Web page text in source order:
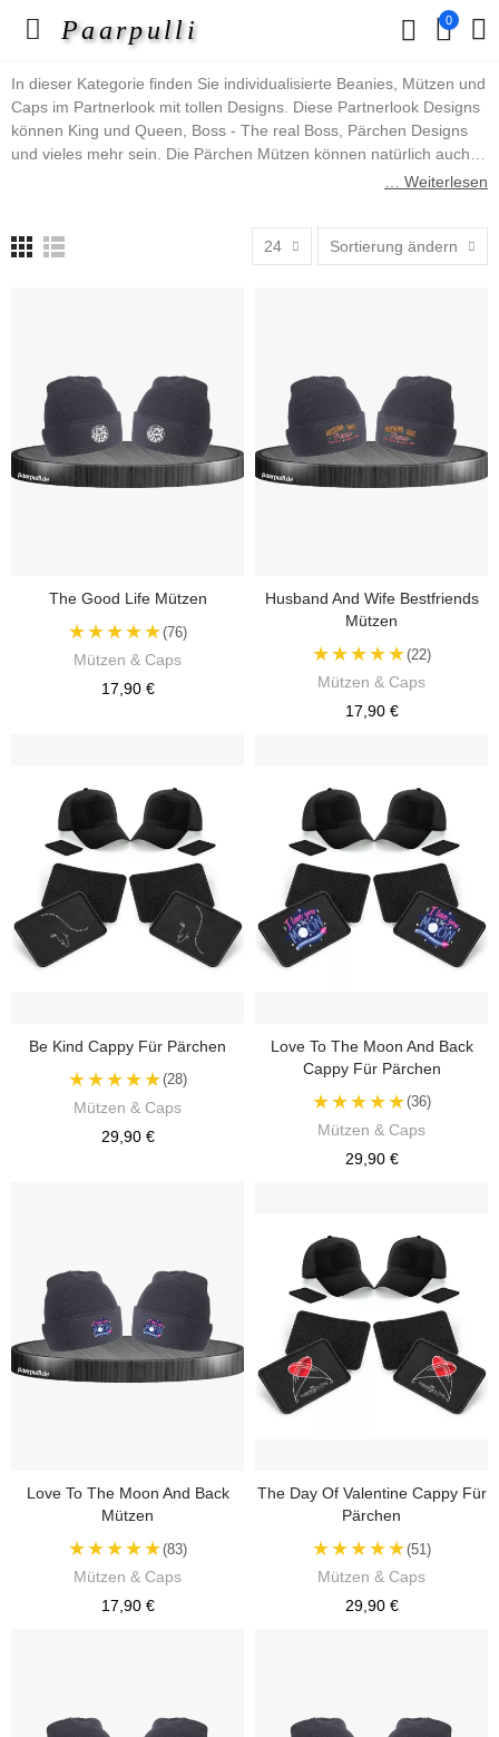
Paarpulli 0
In dieser Kategorie finden Sie individualisierte Beanies, Mützen und
Caps im Partnerlook mit tollen Designs. Diese Partnerlook Designs
können King und Queen, Boss - The real Boss, Pärchen Designs
und vieles mehr sein. Die Pärchen Mützen können natürlich auch
auf Wunsch erstellt werden. Hierfür schreiben Sie uns bitte an
… Weiterlesen
24 Sortierung ändern
The Good Life Mützen
★★★★★(76)
Mützen & Caps
17,90 €
Husband And Wife Bestfriends
Mützen
★★★★★(22)
Mützen & Caps
17,90 €
Be Kind Cappy Für Pärchen
★★★★★(28)
Mützen & Caps
29,90 €
Love To The Moon And Back
Cappy Für Pärchen
★★★★★(36)
Mützen & Caps
29,90 €
Love To The Moon And Back
Mützen
★★★★★(83)
Mützen & Caps
17,90 €
The Day Of Valentine Cappy Für
Pärchen
★★★★★(51)
Mützen & Caps
29,90 €